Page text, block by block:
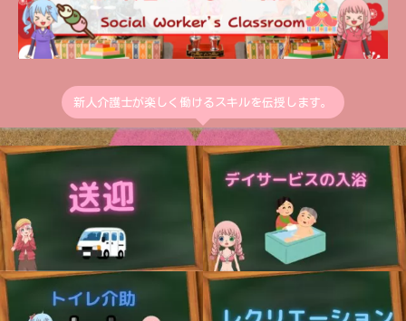
新人介護士が楽しく働けるスキルを伝授します。